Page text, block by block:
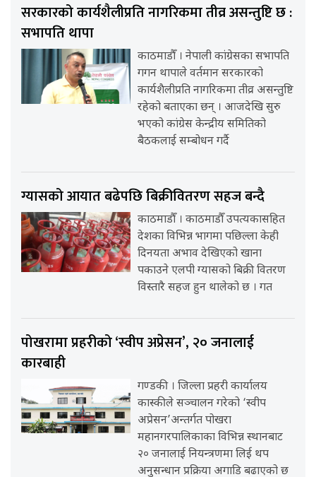
सरकारको कार्यशैलीप्रति नागरिकमा तीव्र असन्तुष्टि छ :
सभापति थापा
काठमाडौँ । नेपाली कांग्रेसका सभापति
गगन थापाले वर्तमान सरकारको
कार्यशैलीप्रति नागरिकमा तीव्र असन्तुष्टि
रहेको बताएका छन् । आजदेखि सुरु
भएको कांग्रेस केन्द्रीय समितिको
बैठकलाई सम्बोधन गर्दै
ग्यासको आयात बढेपछि बिक्रीवितरण सहज बन्दै
काठमाडौँ । काठमाडौँ उपत्यकासहित
देशका विभिन्न भागमा पछिल्ला केही
दिनयता अभाव देखिएको खाना
पकाउने एलपी ग्यासको बिक्री वितरण
विस्तारै सहज हुन थालेको छ । गत
पोखरामा प्रहरीको ‘स्वीप अप्रेसन’, २० जनालाई
कारबाही
गण्डकी । जिल्ला प्रहरी कार्यालय
कास्कीले सञ्चालन गरेको ‘स्वीप
अप्रेसन’अन्तर्गत पोखरा
महानगरपालिकाका विभिन्न स्थानबाट
२० जनालाई नियन्त्रणमा लिई थप
अनुसन्धान प्रक्रिया अगाडि बढाएको छ